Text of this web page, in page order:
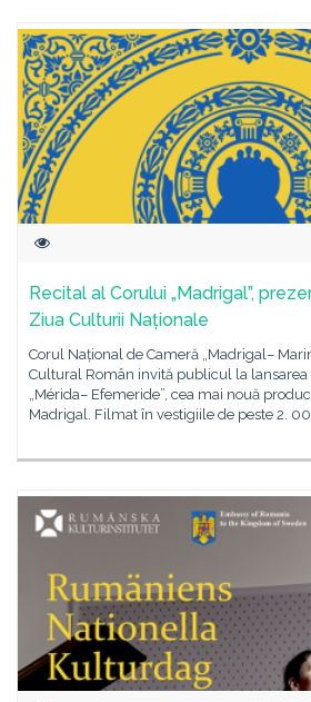
Recital al Corului „Madrigal”,
Ziua Culturii Naționale
Corul Național de Cameră „Madrigal–
Cultural Român invită publicul la
„Mérida– Efemeride”, cea mai nouă
Madrigal. Filmat în vestigiile de peste 2.